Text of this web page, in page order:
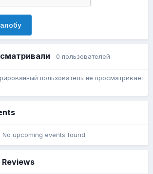
0 пользователей
пользователь не просматривает
No upcoming events found